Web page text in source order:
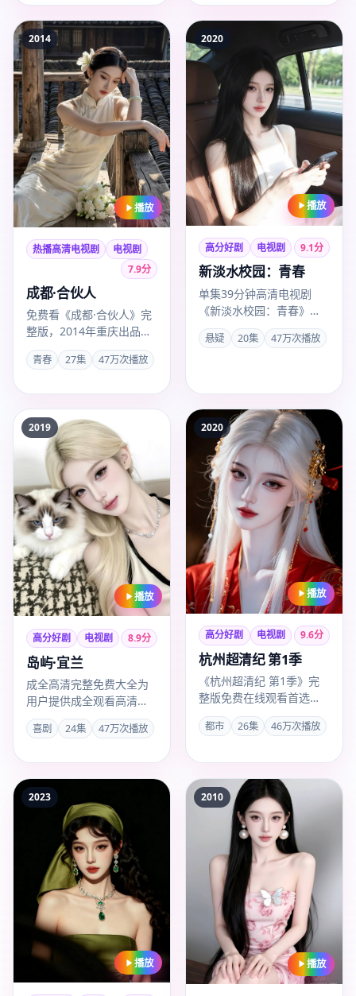
2014
播放
热播高清电视剧
电视剧
7.9分
成都·合伙人
免费看《成都·合伙人》完
整版，2014年重庆出品，
导演刘家成，卡司成毅、
易烊千玺、王刚。成全高
青春 27集 47万次播放
2020
播放
高分好剧 电视剧 9.1分
新淡水校园：青春
单集39分钟高清电视剧
《新淡水校园：青春》
2020年12月15日首播，基
隆悬疑题材，导演瞿友
悬疑 20集 47万次播放
2019
播放
高分好剧 电视剧 8.9分
岛屿·宜兰
成全高清完整免费大全为
用户提供成全观看高清完
整免费大全一站追剧，
《岛屿·宜兰》喜剧类型完
喜剧 24集 47万次播放
2020
播放
高分好剧 电视剧 9.6分
杭州超清纪 第1季
《杭州超清纪 第1季》完
整版免费在线观看首选成
全观看高清完整免费大全
超清通道，2020年南京出
都市 26集 46万次播放
2023
播放
2010
播放